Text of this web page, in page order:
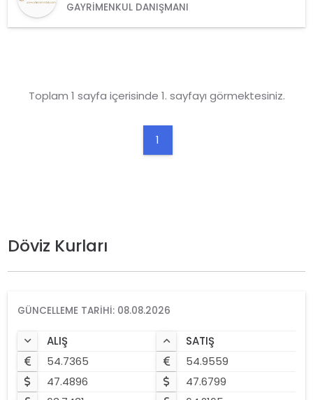
GAYRIMENKUL DANIŞMANI
Toplam 1 sayfa içerisinde 1. sayfayı görmektesiniz.
1
Döviz Kurları
GÜNCELLEME TARIHI: 08.08.2026
ALIŞ
SATIŞ
54.7365
54.9559
47.4896
47.6799